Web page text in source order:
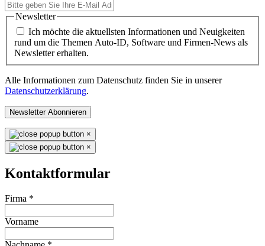
Newsletter
Ich möchte die aktuellsten Informationen und Neuigkeiten
rund um die Themen Auto-ID, Software und Firmen-News als
Newsletter erhalten.
Alle Informationen zum Datenschutz finden Sie in unserer
Datenschutzerklärung.
Newsletter Abonnieren
×
×
Kontaktformular
Firma *
Vorname